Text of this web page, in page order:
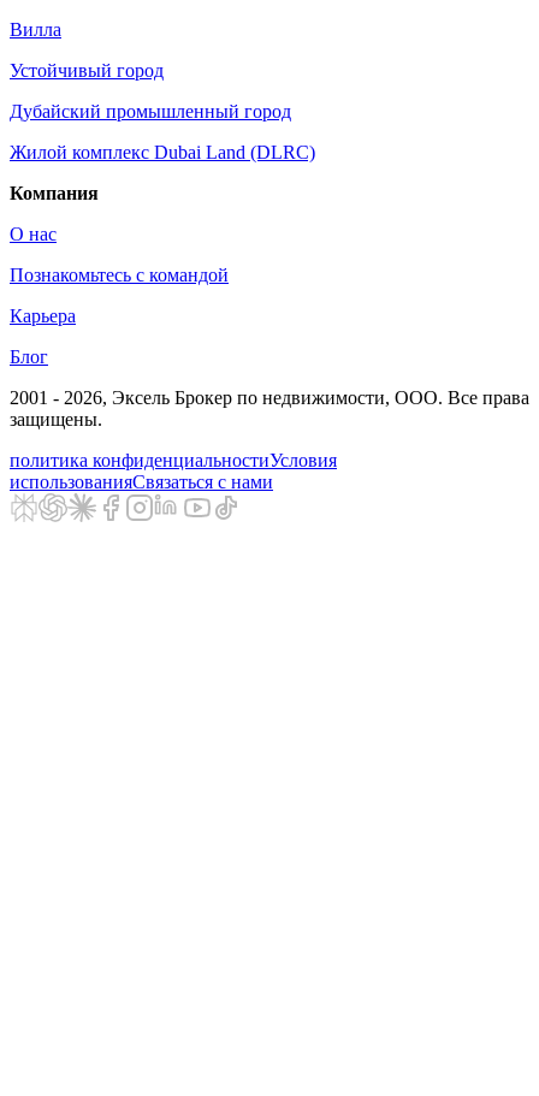
Вилла
Устойчивый город
Дубайский промышленный город
Жилой комплекс Dubai Land (DLRC)
Компания
О нас
Познакомьтесь с командой
Карьера
Блог
2001 - 2026, Эксель Брокер по недвижимости, ООО. Все права
защищены.
политика конфиденциальностиУсловия
использованияСвязаться с нами